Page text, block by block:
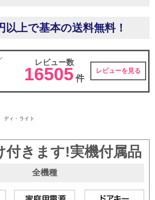
以上で基本の送料無料！
レビュー数
16505 件
レビューを見る
ディ・ライト
付きます!実機付属品
全機種